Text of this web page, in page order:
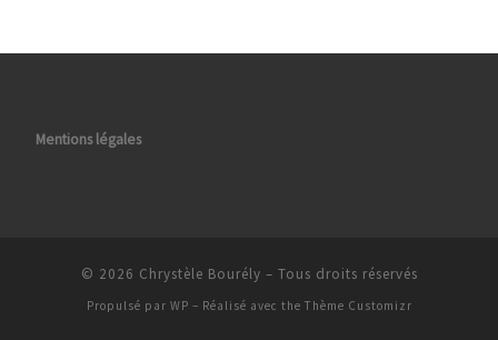
Mentions légales
© 2026 Chrystèle Bourély – Tous droits réservés
Propulsé par WP – Réalisé avec the Thème Customizr